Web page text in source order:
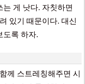
게 낫다. 자칫하면
있기 때문이다. 대신
도록 하자.
께 스트레칭해주면 시